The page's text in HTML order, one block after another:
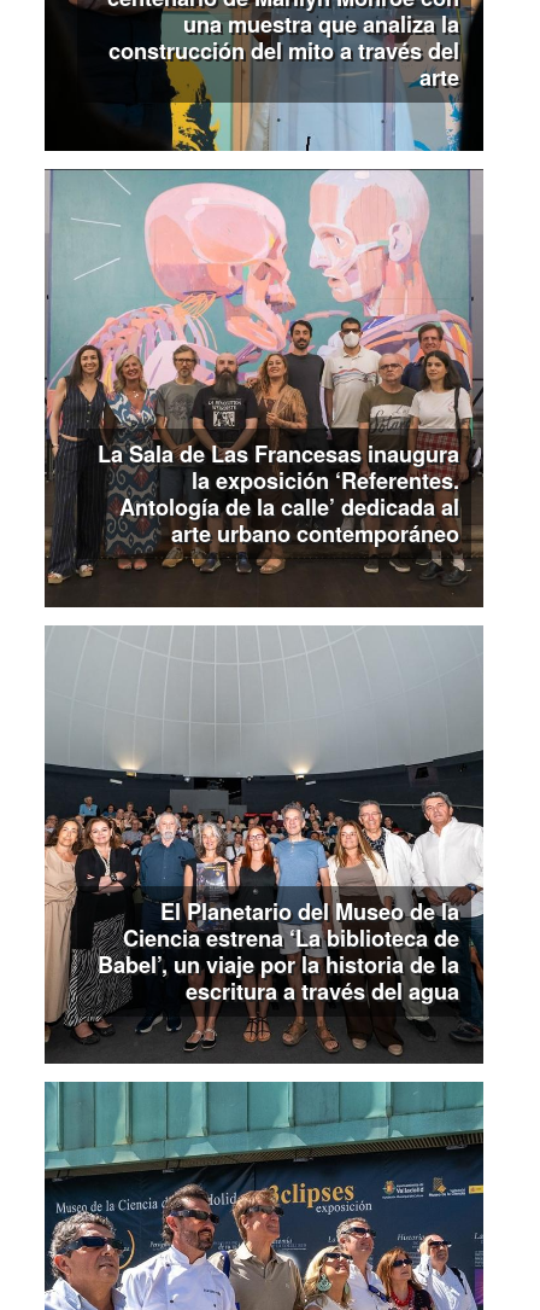
una muestra que analiza la
construcción del mito a través del
arte
La Sala de Las Francesas inaugura
la exposición ‘Referentes.
Antología de la calle’ dedicada al
arte urbano contemporáneo
El Planetario del Museo de la
Ciencia estrena ‘La biblioteca de
Babel’, un viaje por la historia de la
escritura a través del agua